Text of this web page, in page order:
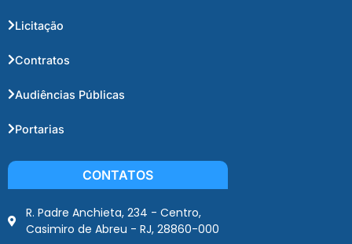
Licitação
Contratos
Audiências Públicas
Portarias
CONTATOS
R. Padre Anchieta, 234 - Centro,
Casimiro de Abreu - RJ, 28860-000